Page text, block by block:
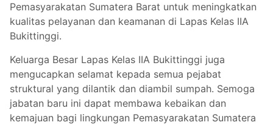
Pemasyarakatan Sumatera Barat untuk meningkatkan
kualitas pelayanan dan keamanan di Lapas Kelas IIA
Bukittinggi.
Keluarga Besar Lapas Kelas IIA Bukittinggi juga
mengucapkan selamat kepada semua pejabat
struktural yang dilantik dan diambil sumpah. Semoga
jabatan baru ini dapat membawa kebaikan dan
kemajuan bagi lingkungan Pemasyarakatan Sumatera